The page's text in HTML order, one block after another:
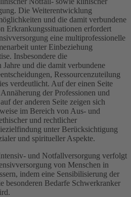
Die Weiterentwicklung
und die damit verbundene
Erkrankungssituationen erfordert
eine multiprofessionelle
unter Einbeziehung
Insbesondere die
Jahre und die damit verbundene
Ressourcenzuteilung
verdeutlicht. Auf der einen Seite
der Professionen und
der anderen Seite zeigen sich
im Bereich von Aus- und
und rechtlicher
unter Berücksichtigung
und spiritueller Aspekte.
und Notfallversorgung verfolgt
von Menschen in
indem eine Sensibilisierung der
besonderen Bedarfe Schwerkranker